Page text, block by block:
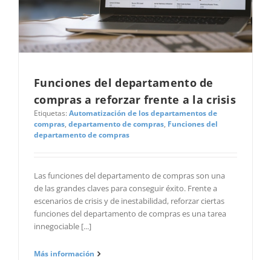
Funciones del departamento de
compras a reforzar frente a la crisis
Etiquetas: Automatización de los departamentos de
compras, departamento de compras, Funciones del
departamento de compras
Las funciones del departamento de compras son una
de las grandes claves para conseguir éxito. Frente a
escenarios de crisis y de inestabilidad, reforzar ciertas
funciones del departamento de compras es una tarea
innegociable [...]
Más información